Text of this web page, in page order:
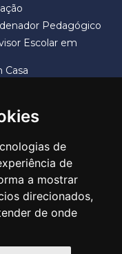
de
de
a mostrar
direcionados,
de onde
Pedagógico
Escolar em
Casa
SP CEP 07113-040
2475-7300